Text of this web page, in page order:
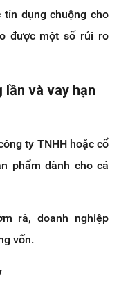
tín dụng chuộng cho
được một số rủi ro
và vay hạn
ty TNHH hoặc cổ
phẩm dành cho cá
rà, doanh nghiệp
vốn.